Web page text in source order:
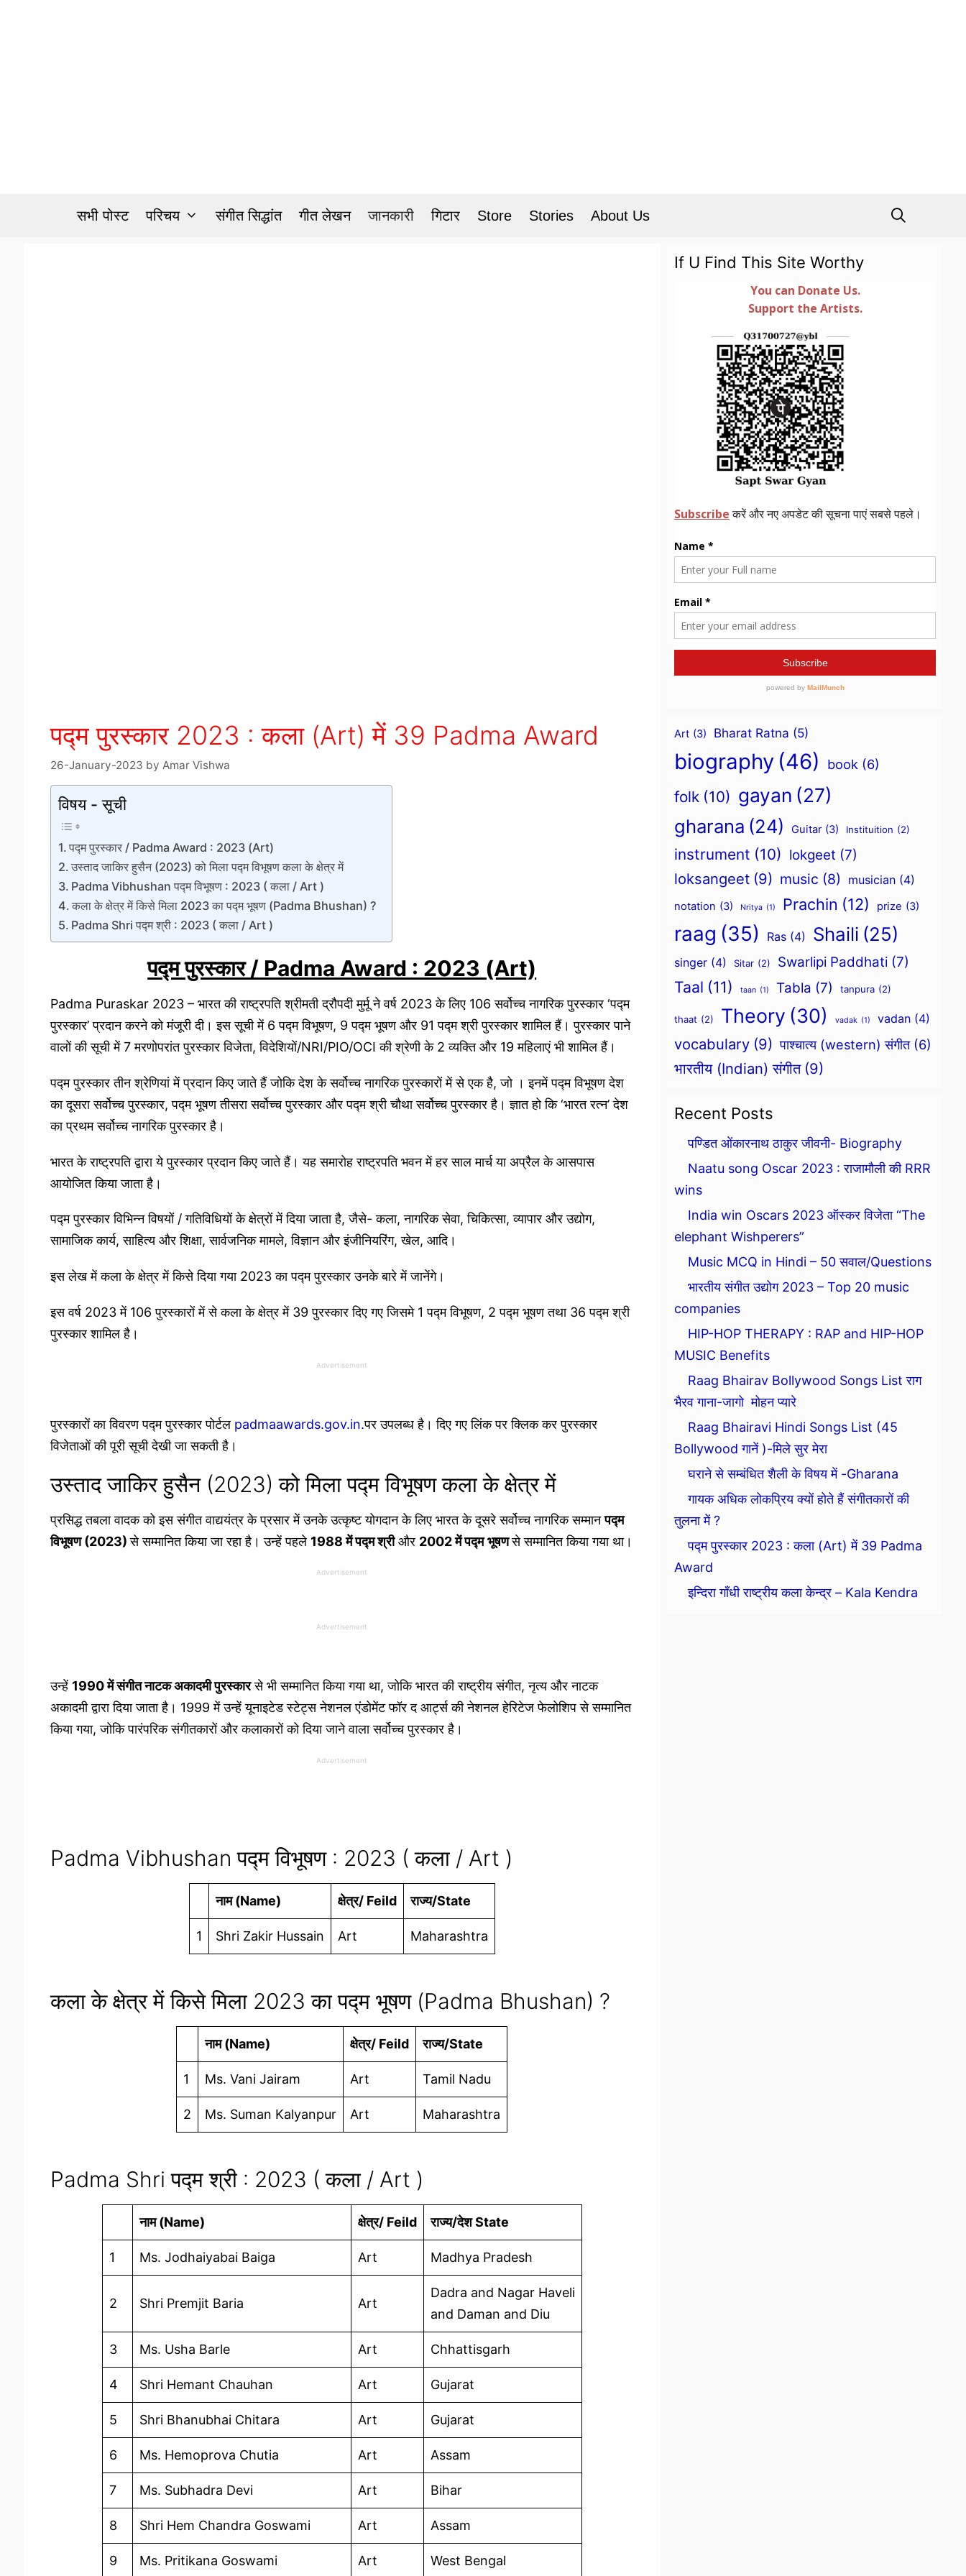
सभी पोस्ट परिचय संगीत सिद्धांत गीत लेखन जानकारी गिटार Store Stories About Us
पद्म पुरस्कार 2023 : कला (Art) में 39 Padma Award
26-January-2023 by Amar Vishwa
विषय - सूची
पद्म पुरस्कार / Padma Award : 2023 (Art)
उस्ताद जाकिर हुसैन (2023) को मिला पद्म विभूषण कला के क्षेत्र में
Padma Vibhushan पद्म विभूषण : 2023 ( कला / Art )
कला के क्षेत्र में किसे मिला 2023 का पद्म भूषण (Padma Bhushan) ?
Padma Shri पद्म श्री : 2023 ( कला / Art )
पद्म पुरस्कार / Padma Award : 2023 (Art)
Padma Puraskar 2023 – भारत की राष्ट्रपति श्रीमती द्रौपदी मुर्मू ने वर्ष 2023 के लिए 106 सर्वोच्च नागरिक पुरस्कार ‘पद्म
पुरस्कार’ प्रदान करने को मंजूरी दी। इस सूची में 6 पद्म विभूषण, 9 पद्म भूषण और 91 पद्म श्री पुरस्कार शामिल हैं। पुरस्कार पाने
वालों की सूची में 7 मरणोपरांत पुरस्कार विजेता, विदेशियों/NRI/PIO/OCI की श्रेणी के 2 व्यक्ति और 19 महिलाएं भी शामिल हैं।
पद्म पुरस्कार तीन श्रेणियां में प्रदान किए जाते हैं जोकि देश के सर्वोच्च नागरिक पुरस्कारों में से एक है, जो । इनमें पद्म विभूषण देश
का दूसरा सर्वोच्च पुरस्कार, पद्म भूषण तीसरा सर्वोच्च पुरस्कार और पद्म श्री चौथा सर्वोच्च पुरस्कार है। ज्ञात हो कि ‘भारत रत्न’ देश
का प्रथम सर्वोच्च नागरिक पुरस्कार है।
भारत के राष्ट्रपति द्वारा ये पुरस्कार प्रदान किए जाते हैं। यह समारोह राष्ट्रपति भवन में हर साल मार्च या अप्रैल के आसपास
आयोजित किया जाता है।
पद्म पुरस्कार विभिन्न विषयों / गतिविधियों के क्षेत्रों में दिया जाता है, जैसे- कला, नागरिक सेवा, चिकित्सा, व्यापार और उद्योग,
सामाजिक कार्य, साहित्य और शिक्षा, सार्वजनिक मामले, विज्ञान और इंजीनियरिंग, खेल, आदि।
इस लेख में कला के क्षेत्र में किसे दिया गया 2023 का पद्म पुरस्कार उनके बारे में जानेंगे।
इस वर्ष 2023 में 106 पुरस्कारों में से कला के क्षेत्र में 39 पुरस्कार दिए गए जिसमे 1 पद्म विभूषण, 2 पद्म भूषण तथा 36 पद्म श्री
पुरस्कार शामिल है।
Advertisement
पुरस्कारों का विवरण पद्म पुरस्कार पोर्टल padmaawards.gov.in.पर उपलब्ध है। दिए गए लिंक पर क्लिक कर पुरस्कार
विजेताओं की पूरी सूची देखी जा सकती है।
उस्ताद जाकिर हुसैन (2023) को मिला पद्म विभूषण कला के क्षेत्र में
प्रसिद्ध तबला वादक को इस संगीत वाद्ययंत्र के प्रसार में उनके उत्कृष्ट योगदान के लिए भारत के दूसरे सर्वोच्च नागरिक सम्मानपद्म
विभूषण (2023)से सम्मानित किया जा रहा है। उन्हें पहले 1988 में पद्म श्रीऔर 2002 में पद्म भूषणसे सम्मानित किया गया था।
Advertisement
Advertisement
उन्हें 1990 में संगीत नाटक अकादमी पुरस्कारसे भी सम्मानित किया गया था, जोकि भारत की राष्ट्रीय संगीत, नृत्य और नाटक
अकादमी द्वारा दिया जाता है। 1999 में उन्हें यूनाइटेड स्टेट्स नेशनल एंडोमेंट फॉर द आर्ट्स की नेशनल हेरिटेज फेलोशिप से सम्मानित
किया गया, जोकि पारंपरिक संगीतकारों और कलाकारों को दिया जाने वाला सर्वोच्च पुरस्कार है।
Advertisement
Padma Vibhushan पद्म विभूषण : 2023 ( कला / Art )
नाम (Name) क्षेत्र/ Feild राज्य/State
1 Shri Zakir Hussain Art Maharashtra
कला के क्षेत्र में किसे मिला 2023 का पद्म भूषण (Padma Bhushan) ?
नाम (Name) क्षेत्र/ Feild राज्य/State
1 Ms. Vani Jairam Art Tamil Nadu
2 Ms. Suman Kalyanpur Art Maharashtra
Padma Shri पद्म श्री : 2023 ( कला / Art )
नाम (Name) क्षेत्र/ Feild राज्य/देश State
1 Ms. Jodhaiyabai Baiga Art Madhya Pradesh
2 Shri Premjit Baria Art
Dadra and Nagar Haveli
and Daman and Diu
3 Ms. Usha Barle Art Chhattisgarh
4 Shri Hemant Chauhan Art Gujarat
5 Shri Bhanubhai Chitara Art Gujarat
6 Ms. Hemoprova Chutia Art Assam
7 Ms. Subhadra Devi Art Bihar
8 Shri Hem Chandra Goswami Art Assam
9 Ms. Pritikana Goswami Art West Bengal
If U Find This Site Worthy
Art (3) Bharat Ratna (5)
biography (46) book (6)
folk (10) gayan (27)
gharana (24) Guitar (3) Instituition (2)
instrument (10) lokgeet (7)
loksangeet (9) music (8) musician (4)
notation (3) Nritya (1) Prachin (12) prize (3)
raag (35) Ras (4) Shaili (25)
singer (4) Sitar (2) Swarlipi Paddhati (7)
Taal (11) taan (1) Tabla (7) tanpura (2)
thaat (2) Theory (30) vadak (1) vadan (4)
vocabulary (9) पाश्चात्य (western) संगीत (6)
भारतीय (Indian) संगीत (9)
Recent Posts
पण्डित ओंकारनाथ ठाकुर जीवनी- Biography
Naatu song Oscar 2023 : राजामौली की RRR
wins
India win Oscars 2023 ऑस्कर विजेता “The
elephant Wishperers”
Music MCQ in Hindi – 50 सवाल/Questions
भारतीय संगीत उद्योग 2023 – Top 20 music
companies
HIP-HOP THERAPY : RAP and HIP-HOP
MUSIC Benefits
Raag Bhairav Bollywood Songs List राग
भैरव गाना-जागो मोहन प्यारे
Raag Bhairavi Hindi Songs List (45
Bollywood गानें )-मिले सुर मेरा
घराने से सम्बंधित शैली के विषय में -Gharana
गायक अधिक लोकप्रिय क्यों होते हैं संगीतकारों की
तुलना में ?
पद्म पुरस्कार 2023 : कला (Art) में 39 Padma
Award
इन्दिरा गाँधी राष्ट्रीय कला केन्द्र – Kala Kendra